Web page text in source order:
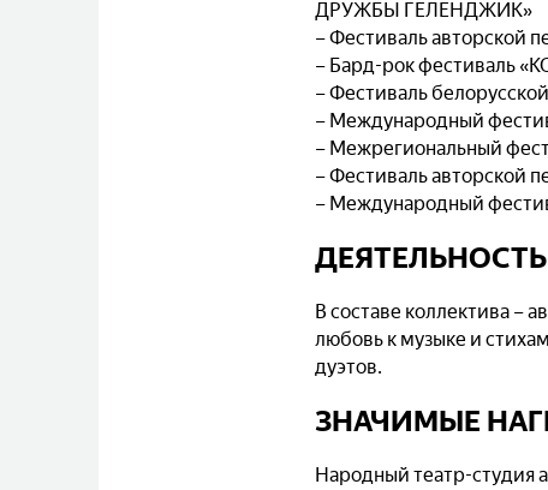
ДРУЖБЫ ГЕЛЕНДЖИК»
– Фестиваль
– Бард-рок фестиваль
– Фестиваль
– Международный
– Межрегиональный
– Фестиваль
– Международный
В составе коллектива –
любовь к музыке и
дуэтов.
ЗНАЧИМЫЕ
Народный театр-студия